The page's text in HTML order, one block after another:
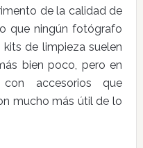
de la calidad de
que ningún fotógrafo
de limpieza suelen
bien poco, pero en
accesorios que
mucho más útil de lo